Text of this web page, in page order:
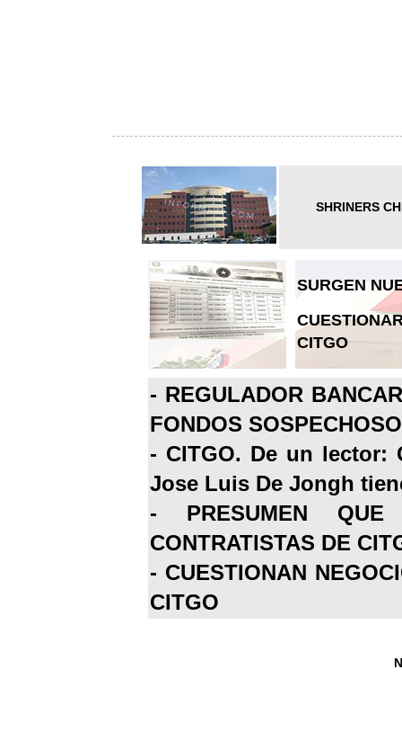
SHRINERS
SURGEN
CITGO
- REGULADOR
FONDOS
- CITGO. De un lector:
Jose Luis De Jongh
- PRESUMEN
CONTRATISTAS DE
- CUESTIONAN
CITGO